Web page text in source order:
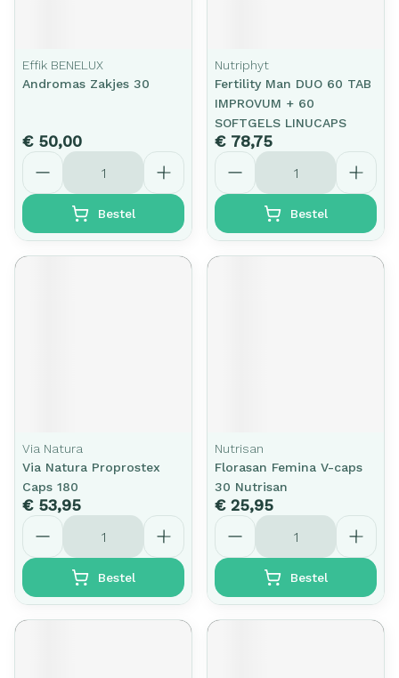
Effik BENELUX
Andromas Zakjes 30
€ 50,00
Aantal
Bestel
Nutriphyt
Fertility Man DUO 60 TAB
IMPROVUM + 60
SOFTGELS LINUCAPS
€ 78,75
Aantal
Bestel
Via Natura
Via Natura Proprostex
Caps 180
€ 53,95
Aantal
Bestel
Nutrisan
Florasan Femina V-caps
30 Nutrisan
€ 25,95
Aantal
Bestel